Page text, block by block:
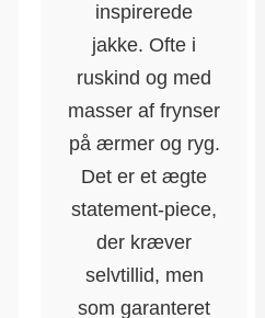
inspirerede
jakke. Ofte i
ruskind og med
masser af frynser
på ærmer og ryg.
Det er et ægte
statement-piece,
der kræver
selvtillid, men
som garanteret